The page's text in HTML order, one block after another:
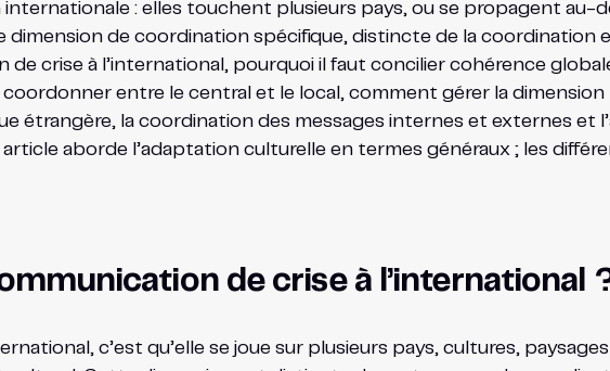
: elles touchent plusieurs pays, ou se propagent au-
dimension de coordination spécifique, distincte de la coordination
de crise à l’international, pourquoi il faut concilier cohérence
entre le central et le local, comment gérer la dimension
étrangère, la coordination des messages internes et externes et
aborde l’adaptation culturelle en termes généraux ; les
de crise à l’international
c’est qu’elle se joue sur plusieurs pays, cultures,